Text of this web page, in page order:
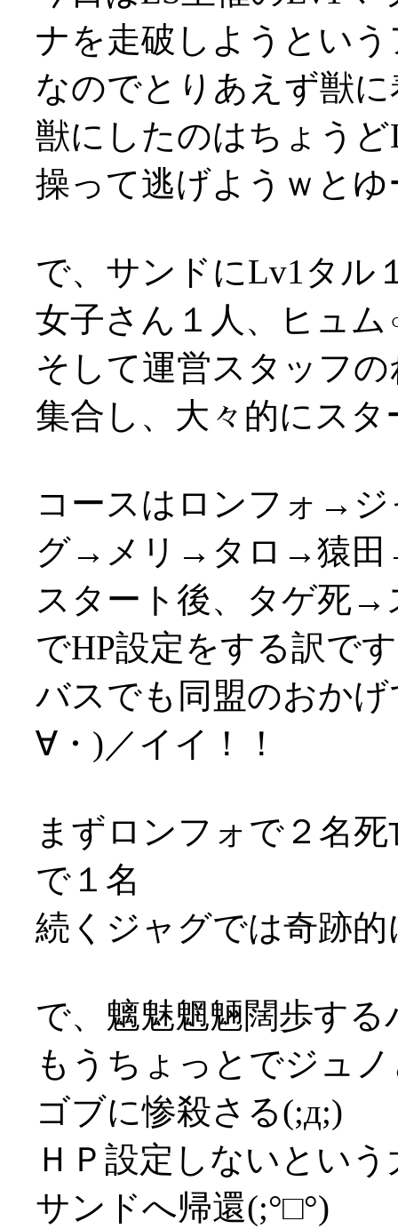
ナを走破しようとい
なのでとりあえず獣
獣にしたのはちょう
操って逃げようｗと
で、サンドにLv1タル
女子さん１人、ヒュ
そして運営スタッフ
集合し、大々的にスタ
コースはロンフォ→
グ→メリ→タロ→猿田
スタート後、タゲ死→
でHP設定をする訳で
バスでも同盟のおか
∀・)／イイ！！
まずロンフォで２名
で１名
続くジャグでは奇跡
で、魑魅魍魎闊歩する
もうちょっとでジュ
ゴブに惨殺さる(;д;)
ＨＰ設定しないとい
サンドへ帰還(;°□°)